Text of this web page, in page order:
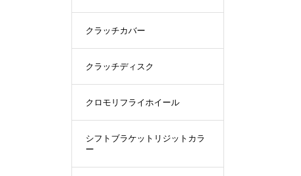
クラッチカバー
クラッチディスク
クロモリフライホイール
シフトブラケットリジットカラ
ー